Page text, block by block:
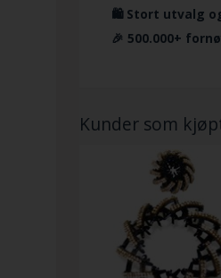
🛍️ Stort utvalg
🎉 500.000+
Kunder som